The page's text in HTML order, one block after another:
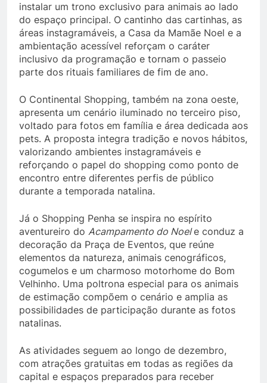
instalar um trono exclusivo para animais ao lado
do espaço principal. O cantinho das cartinhas, as
áreas instagramáveis, a Casa da Mamãe Noel e a
ambientação acessível reforçam o caráter
inclusivo da programação e tornam o passeio
parte dos rituais familiares de fim de ano.
O Continental Shopping, também na zona oeste,
apresenta um cenário iluminado no terceiro piso,
voltado para fotos em família e área dedicada aos
pets. A proposta integra tradição e novos hábitos,
valorizando ambientes instagramáveis e
reforçando o papel do shopping como ponto de
encontro entre diferentes perfis de público
durante a temporada natalina.
Já o Shopping Penha se inspira no espírito
aventureiro do Acampamento do Noele conduz a
decoração da Praça de Eventos, que reúne
elementos da natureza, animais cenográficos,
cogumelos e um charmoso motorhome do Bom
Velhinho. Uma poltrona especial para os animais
de estimação compõem o cenário e amplia as
possibilidades de participação durante as fotos
natalinas.
As atividades seguem ao longo de dezembro,
com atrações gratuitas em todas as regiões da
capital e espaços preparados para receber